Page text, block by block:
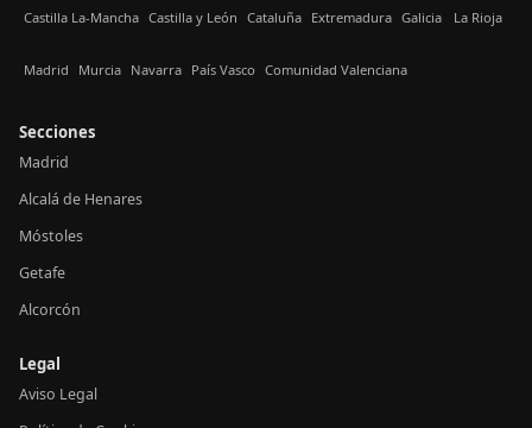
Castilla La-Mancha Castilla y León Cataluña Extremadura Galicia La Rioja
Madrid Murcia Navarra País Vasco Comunidad Valenciana
Secciones
Madrid
Alcalá de Henares
Móstoles
Getafe
Alcorcón
Legal
Aviso Legal